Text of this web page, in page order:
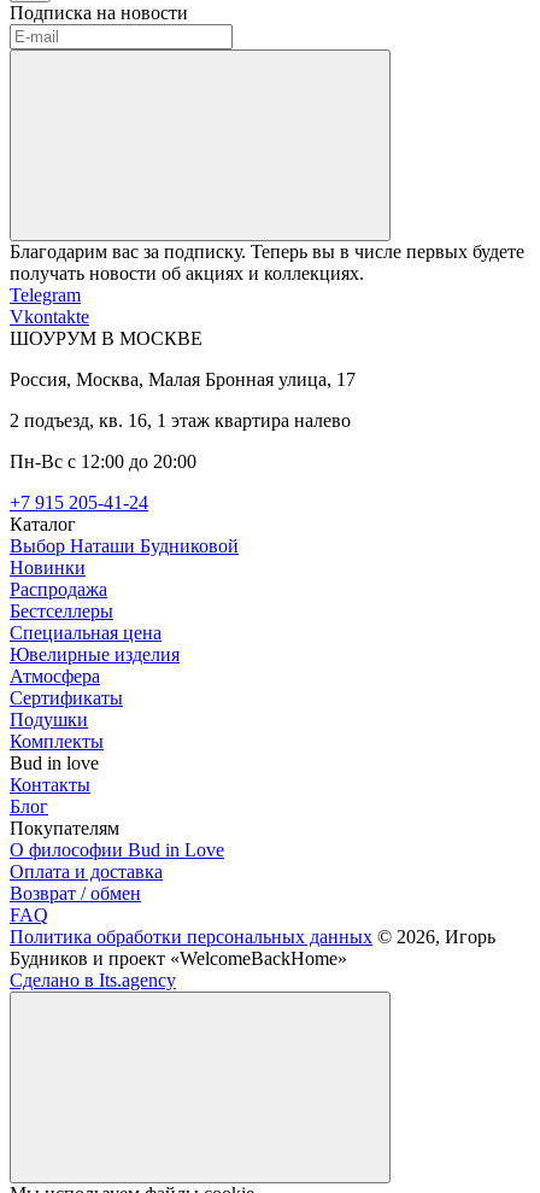
Подписка на новости
Благодарим вас за подписку. Теперь вы в числе первых будете
получать новости об акциях и коллекциях.
Telegram
Vkontakte
ШОУРУМ В МОСКВЕ
Россия, Москва, Малая Бронная улица, 17
2 подъезд, кв. 16, 1 этаж квартира налево
Пн-Вс с 12:00 до 20:00
+7 915 205-41-24
Каталог
Выбор Наташи Будниковой
Новинки
Распродажа
Бестселлеры
Специальная цена
Ювелирные изделия
Атмосфера
Сертификаты
Подушки
Комплекты
Bud in love
Контакты
Блог
Покупателям
О философии Bud in Love
Оплата и доставка
Возврат / обмен
FAQ
Политика обработки персональных данных © 2026, Игорь
Будников и проект «WelcomeBackHome»
Сделано в Its.agency